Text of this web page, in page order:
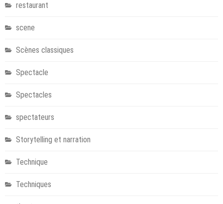
restaurant
scene
Scènes classiques
Spectacle
Spectacles
spectateurs
Storytelling et narration
Technique
Techniques